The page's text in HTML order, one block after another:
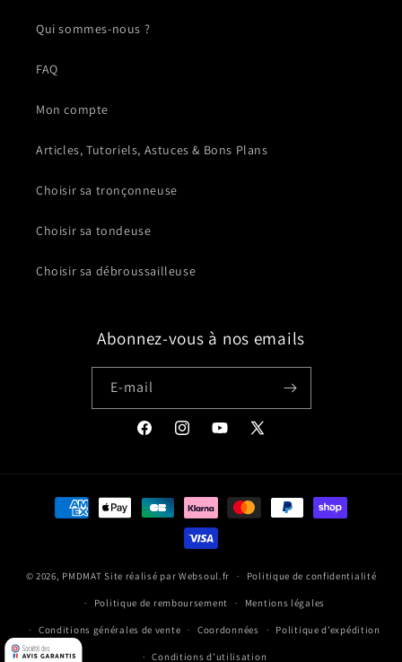
Qui sommes-nous ?
FAQ
Mon compte
Articles, Tutoriels, Astuces & Bons Plans
Choisir sa tronçonneuse
Choisir sa tondeuse
Choisir sa débroussailleuse
Abonnez-vous à nos emails
E-mail
FacebookInstagramYouTube
X
Moyens
© 2026, PMDMAT Site réalisé parWebsoul.fr Politique de confidentialité
Politique de remboursement Mentions légales
Conditions générales de vente Coordonnées Politique d’expédition
Conditions d’utilisation